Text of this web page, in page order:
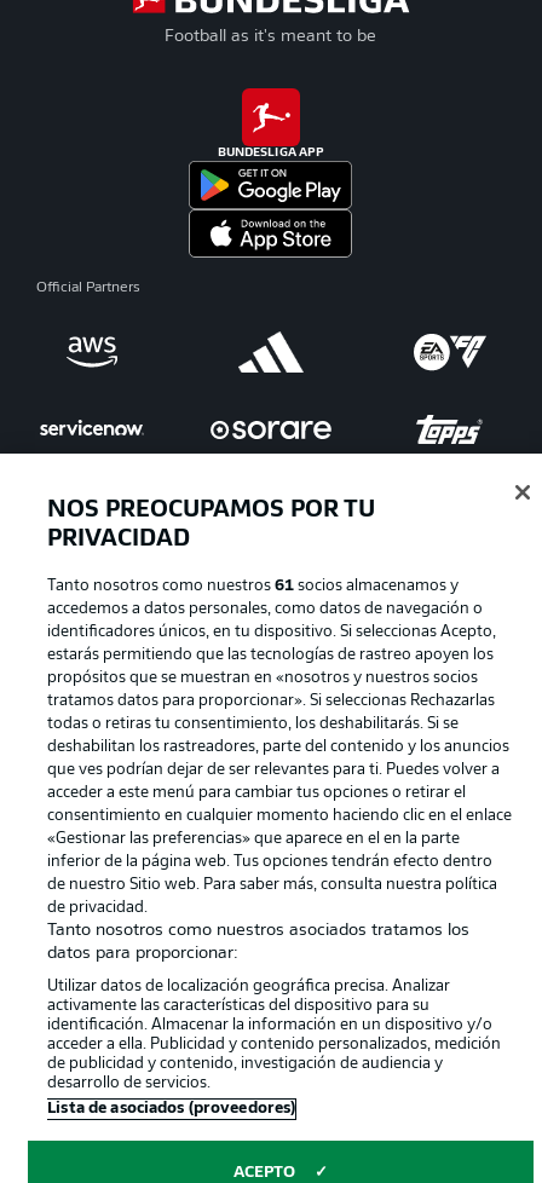
Football as it's meant to be
BUNDESLIGA APP
Official Partners
Gestionar las preferencias Declaracion de privacidad
Canales Trabajos
Jugadores Condiciones de uso
Sello Editorial Contacto
Elegir idioma
Español
NOS PREOCUPAMOS POR TU
PRIVACIDAD
Tanto nosotros como nuestros61 socios almacenamos y
accedemos a datos personales, como datos de navegación o
identificadores únicos, en tu dispositivo. Si seleccionas Acepto,
estarás permitiendo que las tecnologías de rastreo apoyen los
propósitos que se muestran en «nosotros y nuestros socios
tratamos datos para proporcionar». Si seleccionas Rechazarlas
todas o retiras tu consentimiento, los deshabilitarás. Si se
deshabilitan los rastreadores, parte del contenido y los anuncios
que ves podrían dejar de ser relevantes para ti. Puedes volver a
acceder a este menú para cambiar tus opciones o retirar el
consentimiento en cualquier momento haciendo clic en el enlace
«Gestionar las preferencias» que aparece en el en la parte
inferior de la página web. Tus opciones tendrán efecto dentro
de nuestro Sitio web. Para saber más, consulta nuestra política
de privacidad.
Tanto nosotros como nuestros asociados tratamos los
datos para proporcionar:
Utilizar datos de localización geográfica precisa. Analizar
activamente las características del dispositivo para su
identificación. Almacenar la información en un dispositivo y/o
acceder a ella. Publicidad y contenido personalizados, medición
de publicidad y contenido, investigación de audiencia y
desarrollo de servicios.
Lista de asociados (proveedores)
ACEPTO